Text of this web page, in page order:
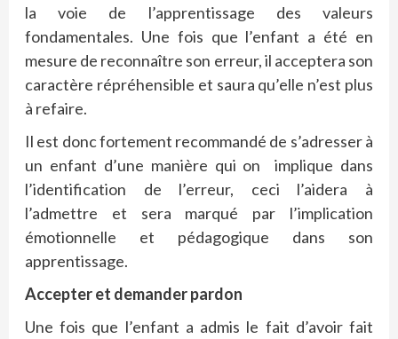
la voie de l’apprentissage des valeurs
fondamentales. Une fois que l’enfant a été en
mesure de reconnaître son erreur, il acceptera son
caractère répréhensible et saura qu’elle n’est plus
à refaire.
Il est donc fortement recommandé de s’adresser à
un enfant d’une manière qui on implique dans
l’identification de l’erreur, ceci l’aidera à
l’admettre et sera marqué par l’implication
émotionnelle et pédagogique dans son
apprentissage.
Accepter et demander pardon
Une fois que l’enfant a admis le fait d’avoir fait